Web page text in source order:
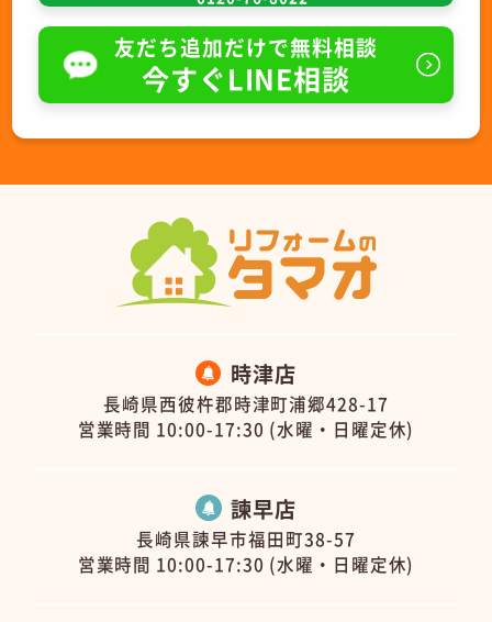
友だち追加だけで無料相談
今すぐLINE相談
時津店
長崎県西彼杵郡時津町浦郷428-17
営業時間 10:00-17:30 (水曜・日曜定休)
諫早店
長崎県諫早市福田町38-57
営業時間 10:00-17:30 (水曜・日曜定休)